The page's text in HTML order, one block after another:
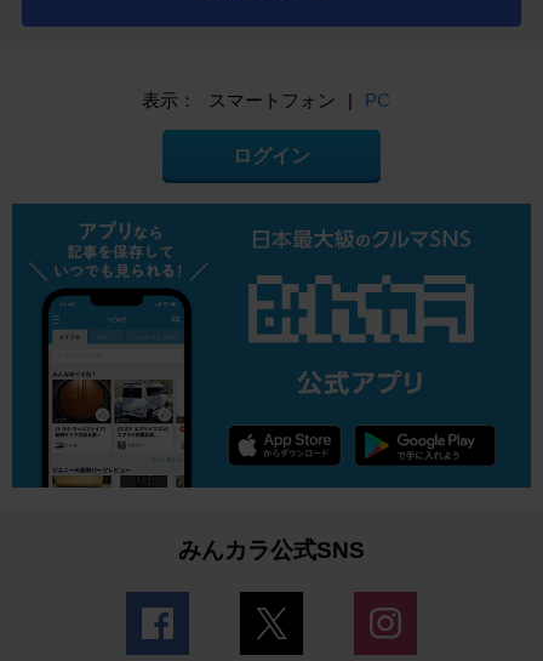
表示： スマートフォン | PC
ログイン
みんカラ公式SNS